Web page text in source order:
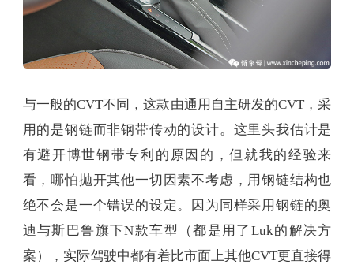
与一般的CVT不同，这款由通用自主研发的CVT，采
用的是钢链而非钢带传动的设计。这里头我估计是
有避开博世钢带专利的原因的，但就我的经验来
看，哪怕抛开其他一切因素不考虑，用钢链结构也
绝不会是一个错误的设定。因为同样采用钢链的奥
迪与斯巴鲁旗下N款车型（都是用了Luk的解决方
案），实际驾驶中都有着比市面上其他CVT更直接得